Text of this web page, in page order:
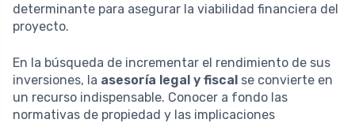
determinante para asegurar la viabilidad financiera del
proyecto.
En la búsqueda de incrementar el rendimiento de sus
inversiones, la asesoría legal y fiscal se convierte en
un recurso indispensable. Conocer a fondo las
normativas de propiedad y las implicaciones